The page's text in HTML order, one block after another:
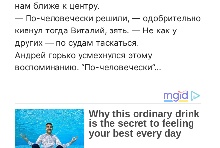
нам ближе к центру.
— По-человечески решили, — одобрительно
кивнул тогда Виталий, зять. — Не как у
других — по судам таскаться.
Андрей горько усмехнулся этому
воспоминанию. “По-человечески”…